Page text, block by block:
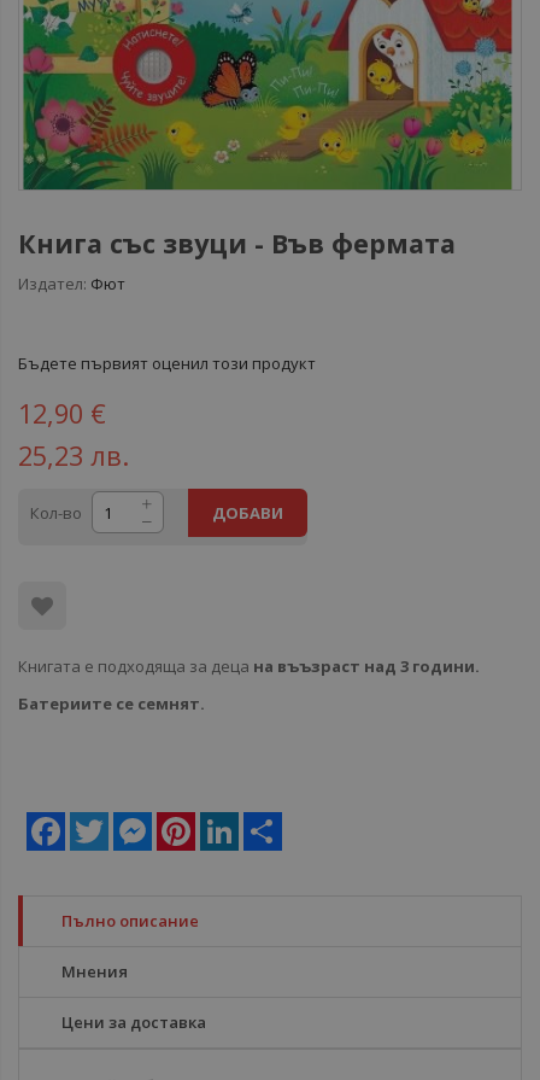
Книга със звуци - Във фермата
Издател: Фют
Бъдете първият оценил този продукт
12,90 €
25,23 лв.
Кол-во ДОБАВИ
Книгата е подходяща за деца на въъзраст над 3 години.
Батериите се семнят.
Facebook
Twitter MessengerPinterestLinkedIn
Пълно описание
Мнения
Цени за доставка